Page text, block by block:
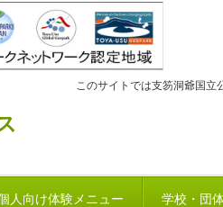
このサイトでは支笏洞爺国立
人向け体験メニュー 学校・団